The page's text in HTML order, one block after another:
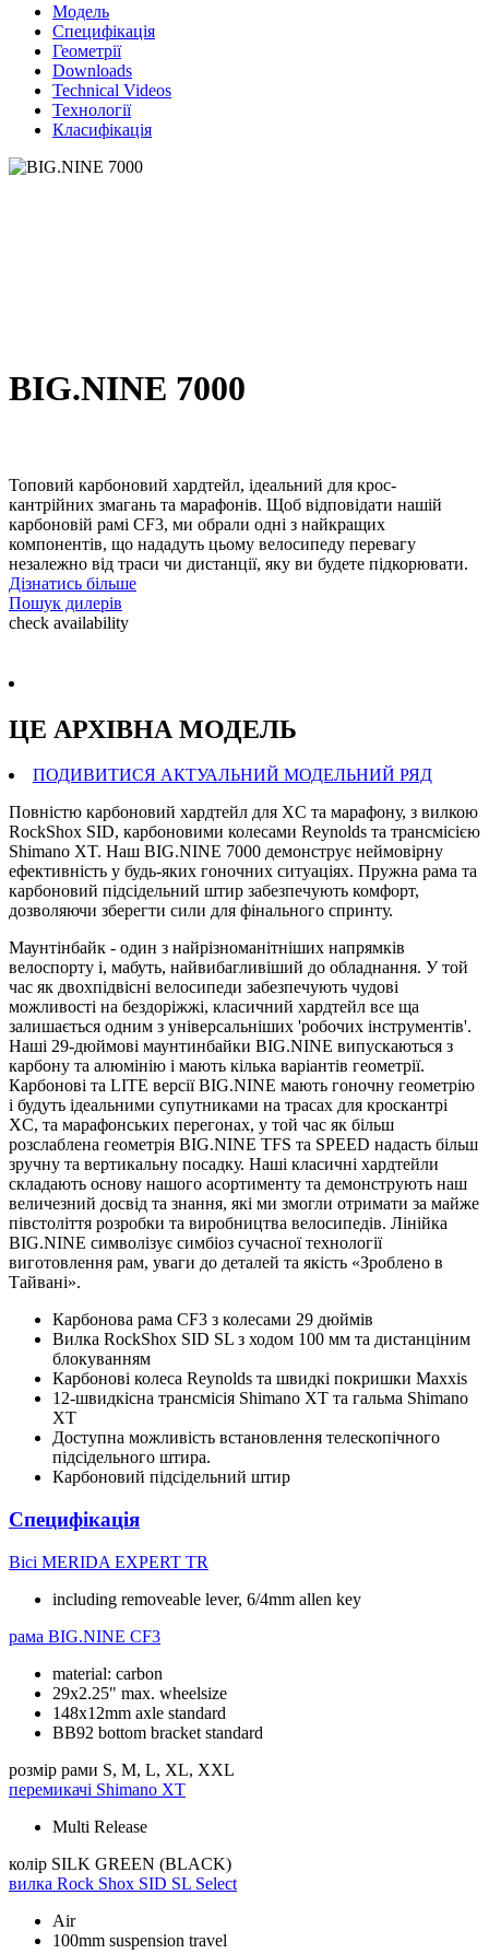
Модель
Специфікація
Геометрії
Downloads
Technical Videos
Технології
Класифікація
BIG.NINE 7000
Топовий карбоновий хардтейл, ідеальний для крос-
кантрійних змагань та марафонів. Щоб відповідати нашій
карбоновій рамі CF3, ми обрали одні з найкращих
компонентів, що нададуть цьому велосипеду перевагу
незалежно від траси чи дистанції, яку ви будете підкорювати.
Дізнатись більше
Пошук дилерів
check availability
ЦЕ АРХIВНА МОДЕЛЬ
ПОДИВИТИСЯ АКТУАЛЬНИЙ МОДЕЛЬНИЙ РЯД
Повністю карбоновий хардтейл для XC та марафону, з вилкою
RockShox SID, карбоновими колесами Reynolds та трансмісією
Shimano XT. Наш BIG.NINE 7000 демонструє неймовірну
ефективність у будь-яких гоночних ситуаціях. Пружна рама та
карбоновий підсідельний штир забезпечують комфорт,
дозволяючи зберегти сили для фінального спринту.
Маунтінбайк - один з найрізноманітніших напрямків
велоспорту і, мабуть, найвибагливіший до обладнання. У той
час як двохпідвісні велосипеди забезпечують чудові
можливості на бездоріжжі, класичний хардтейл все ща
залишається одним з універсальніших 'робочих інструментів'.
Наші 29-дюймові маунтинбайки BIG.NINE випускаються з
карбону та алюмінію і мають кілька варіантів геометрії.
Карбонові та LITE версії BIG.NINE мають гоночну геометрію
і будуть ідеальними супутниками на трасах для кроскантрі
XC, та марафонських перегонах, у той час як більш
розслаблена геометрія BIG.NINE TFS та SPEED надасть більш
зручну та вертикальну посадку. Наші класичні хардтейли
складають основу нашого асортименту та демонструють наш
величезний досвід та знання, які ми змогли отримати за майже
півстоліття розробки та виробництва велосипедів. Лінійка
BIG.NINE символізує симбіоз сучасної технології
виготовлення рам, уваги до деталей та якість «Зроблено в
Тайвані».
Карбонова рама CF3 з колесами 29 дюймів
Вилка RockShox SID SL з ходом 100 мм та дистанціним
блокуванням
Карбонові колеса Reynolds та швидкі покришки Maxxis
12-швидкісна трансмісія Shimano XT та гальма Shimano
XT
Доступна можливість встановлення телескопічного
підсідельного штира.
Карбоновий підсідельний штир
Специфікація
Вісі MERIDA EXPERT TR
including removeable lever, 6/4mm allen key
рама BIG.NINE CF3
material: carbon
29x2.25" max. wheelsize
148x12mm axle standard
BB92 bottom bracket standard
розмір рами S, M, L, XL, XXL
перемикачі Shimano XT
Multi Release
колір SILK GREEN (BLACK)
вилка Rock Shox SID SL Select
Air
100mm suspension travel